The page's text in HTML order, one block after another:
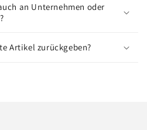
an Unternehmen oder
Artikel zurückgeben?